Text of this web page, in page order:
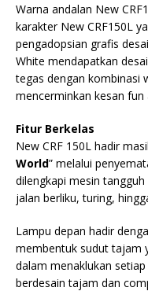
Warna andalan New
karakter New CRF150L
pengadopsian grafis
White mendapatkan
tegas dengan kombinasi
mencerminkan kesan fun
Fitur Berkelas
New CRF 150L hadir
World” melalui
dilengkapi mesin
jalan berliku, turing,
Lampu depan hadir
membentuk sudut tajam
dalam menaklukan
berdesain tajam dan